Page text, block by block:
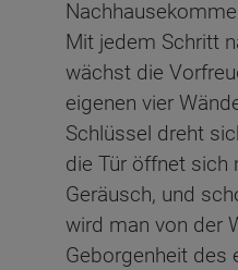
Mit jedem Schritt
wächst die
eigenen vier
Schlüssel dreht
die Tür öffnet sich
Geräusch, und
wird man von der
Geborgenheit des